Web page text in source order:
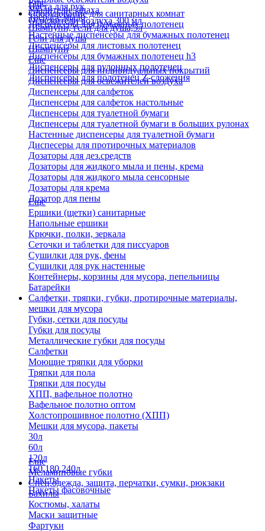
Паста для рук
Твердое мыло
Шампуни, гели для душа,5л
Гели для душа
Шампуни
Удалители запаха
Освежители воздуха 300 мл
Еще
Оборудование для санитарных комнат
Диспенсеры для бумажных полотенец
Настенные диспенсеры для бумажных полотенец
Диспенсеры для листовых полотенец
Диспенсеры для бумажных полотенец h3
Диспенсеры для рулонных полотенец
Диспенсеры для полотенец Z-сложения
Еще
Диспенсеры для индивидуальных покрытий
Диспенсеры для освежителей воздуха
Диспенсеры для салфеток
Диспенсеры для салфеток настольные
Диспенсеры для туалетной бумаги
Диспенсеры для туалетной бумаги в больших рулонах
Настенные диспенсеры для туалетной бумаги
Диспесеры для протирочных материалов
Дозаторы для дез.средств
Дозаторы для жидкого мыла и пены, крема
Дозаторы для жидкого мыла сенсорные
Дозаторы для крема
Дозатор для пены
Еще
Ершики (щетки) санитарные
Напольные ершики
Крючки, полки, зеркала
Сеточки и таблетки для писсуаров
Сушилки для рук, фены
Сушилки для рук настенные
Контейнеры, корзины для мусора, пепельницы
Батарейки
Салфетки, тряпки, губки, протирочные материалы,
мешки для мусора
Губки, сетки для посуды
Губки для посуды
Металлические губки для посуды
Салфетки
Моющие тряпки для уборки
Тряпки для пола
Тряпки для посуды
ХПП, вафельное полотно
Вафельное полотно оптом
Холстопрошивное полотно (ХПП)
Мешки для мусора, пакеты
30л
60л
120л
160,180,240л
Пакеты
Пакеты фасовочные
Еще
Меламиновые губки
Спец.одежда, защита, перчатки, сумки, рюкзаки
Бахилы
Костюмы, халаты
Маски защитные
Фартуки